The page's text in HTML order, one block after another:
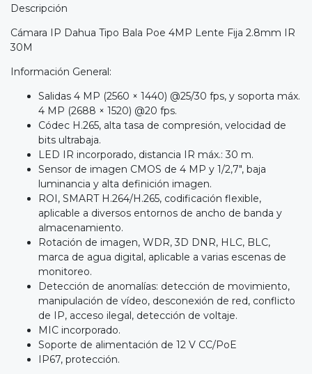
Descripción
Cámara IP Dahua Tipo Bala Poe 4MP Lente Fija 2.8mm IR
30M
Información General:
Salidas 4 MP (2560 × 1440) @25/30 fps, y soporta máx.
4 MP (2688 × 1520) @20 fps.
Códec H.265, alta tasa de compresión, velocidad de
bits ultrabaja.
LED IR incorporado, distancia IR máx.: 30 m.
Sensor de imagen CMOS de 4 MP y 1/2,7″, baja
luminancia y alta definición imagen.
ROI, SMART H.264/H.265, codificación flexible,
aplicable a diversos entornos de ancho de banda y
almacenamiento.
Rotación de imagen, WDR, 3D DNR, HLC, BLC,
marca de agua digital, aplicable a varias escenas de
monitoreo.
Detección de anomalías: detección de movimiento,
manipulación de vídeo, desconexión de red, conflicto
de IP, acceso ilegal, detección de voltaje.
MIC incorporado.
Soporte de alimentación de 12 V CC/PoE
IP67, protección.